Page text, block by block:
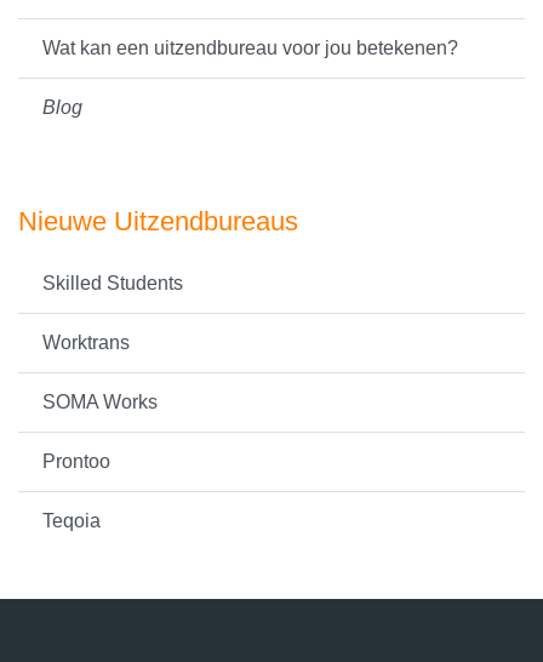
Wat kan een uitzendbureau voor jou betekenen?
Blog
Nieuwe Uitzendbureaus
Skilled Students
Worktrans
SOMA Works
Prontoo
Teqoia